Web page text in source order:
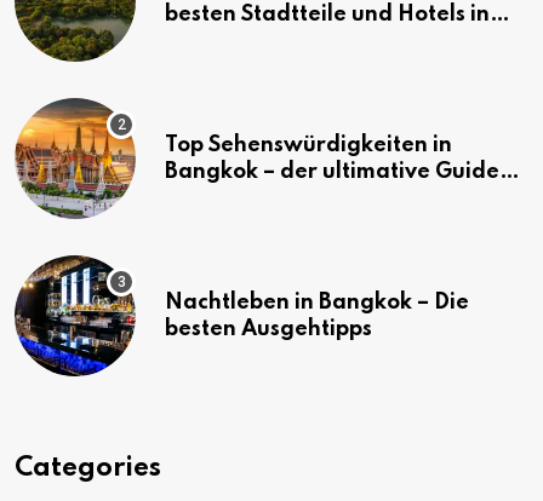
besten Stadtteile und Hotels in
Top Sehenswürdigkeiten in
Bangkok – der ultimative Guide
Nachtleben in Bangkok – Die
besten Ausgehtipps
Categories